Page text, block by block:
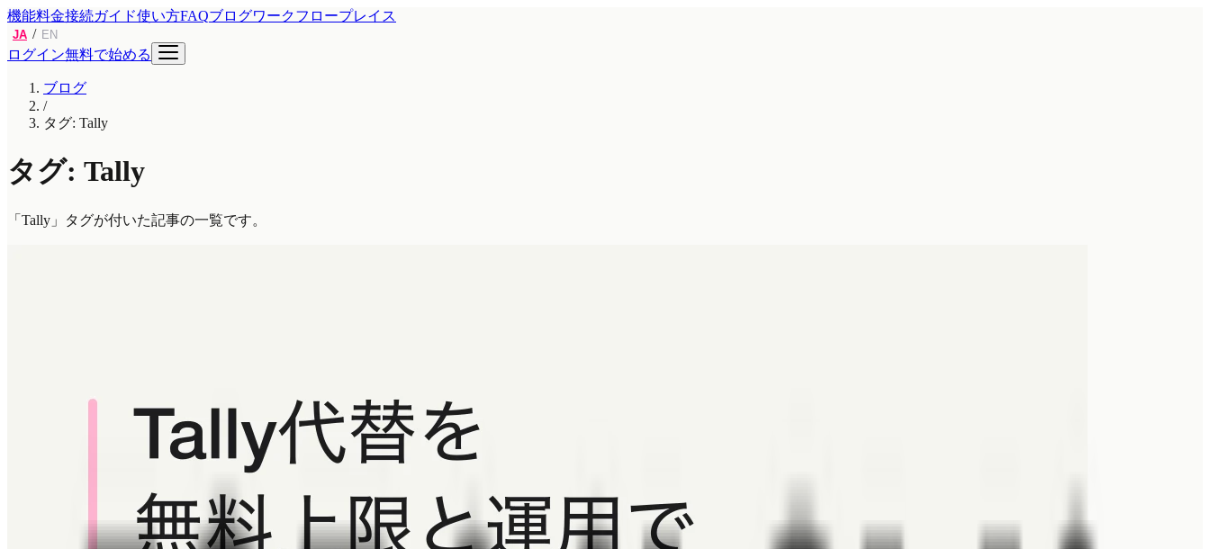
機能料金接続ガイド使い方FAQブログワークフロープレイス
JA / EN
ログイン無料で始める
ブログ
/
タグ: Tally
タグ: Tally
「Tally」タグが付いた記事の一覧です。